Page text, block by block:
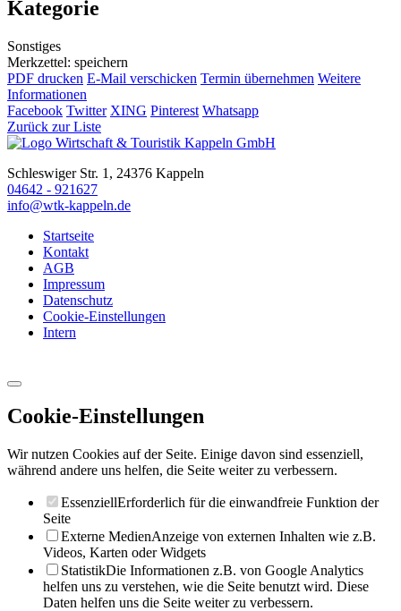
Kategorie
Sonstiges
Merkzettel: speichern
PDF drucken E-Mail verschicken Termin übernehmen Weitere
Informationen
Facebook Twitter XING Pinterest Whatsapp
Zurück zur Liste
Schleswiger Str. 1, 24376 Kappeln
04642 - 921627
info@wtk-kappeln.de
Startseite
Kontakt
AGB
Impressum
Datenschutz
Cookie-Einstellungen
Intern
Cookie-Einstellungen
Wir nutzen Cookies auf der Seite. Einige davon sind essenziell,
während andere uns helfen, die Seite weiter zu verbessern.
EssenziellErforderlich für die einwandfreie Funktion der
Seite
Externe MedienAnzeige von externen Inhalten wie z.B.
Videos, Karten oder Widgets
StatistikDie Informationen z.B. von Google Analytics
helfen uns zu verstehen, wie die Seite benutzt wird. Diese
Daten helfen uns die Seite weiter zu verbessern.